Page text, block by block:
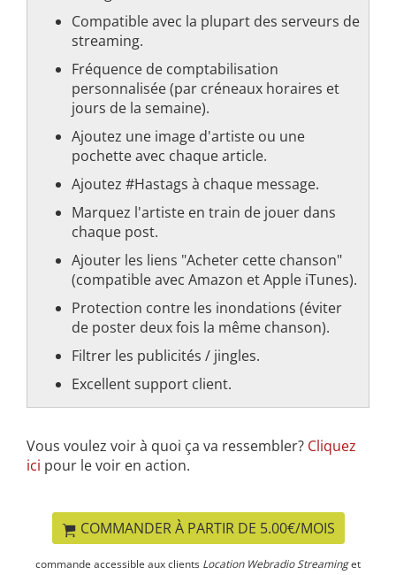
Compatible avec la plupart des serveurs de
streaming.
Fréquence de comptabilisation
personnalisée (par créneaux horaires et
jours de la semaine).
Ajoutez une image d'artiste ou une
pochette avec chaque article.
Ajoutez #Hastags à chaque message.
Marquez l'artiste en train de jouer dans
chaque post.
Ajouter les liens "Acheter cette chanson"
(compatible avec Amazon et Apple iTunes).
Protection contre les inondations (éviter
de poster deux fois la même chanson).
Filtrer les publicités / jingles.
Excellent support client.
Vous voulez voir à quoi ça va ressembler? Cliquez
ici pour le voir en action.
COMMANDER À PARTIR DE 5.00€/MOIS
commande accessible aux clients Location Webradio Streaminget